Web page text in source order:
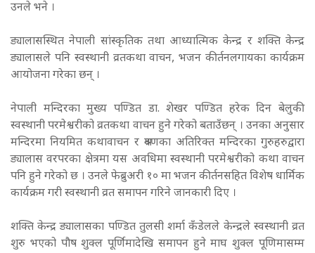
उनले भने ।
ड्यालासस्थित नेपाली सांस्कृतिक तथा आध्यात्मिक केन्द्र र शक्ति केन्द्र
ड्यालासले पनि स्वस्थानी व्रतकथा वाचन, भजन कीर्तनलगायका कार्यक्रम
आयोजना गरेका छन् ।
नेपाली मन्दिरका मुख्य पण्डित डा. शेखर पण्डित हरेक दिन बेलुकी
स्वस्थानी परमेश्वरीको व्रतकथा वाचन हुने गरेको बताउँछन् । उनका अनुसार
मन्दिरमा नियमित कथावाचन र श्रवणका अतिरिक्त मन्दिरका गुरुहरुद्वारा
ड्यालास वरपरका क्षेत्रमा यस अवधिमा स्वस्थानी परमेश्वरीको कथा वाचन
पनि हुने गरेको छ । उनले फेब्रुअरी १० मा भजन कीर्तनसहित विशेष धार्मिक
कार्यक्रम गरी स्वस्थानी व्रत समापन गरिने जानकारी दिए ।
शक्ति केन्द्र ड्यालासका पण्डित तुलसी शर्मा कँडेलले केन्द्रले स्वस्थानी व्रत
शुरु भएको पौष शुक्ल पूर्णिमादेखि समापन हुने माघ शुक्ल पूणिमासम्म